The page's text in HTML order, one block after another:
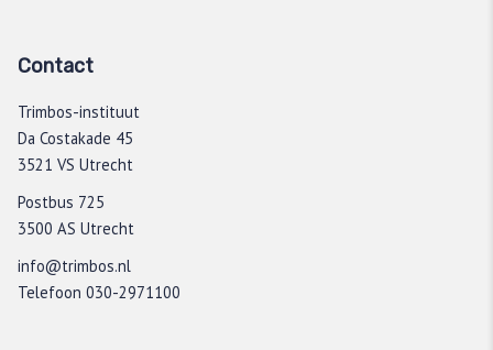
Contact
Trimbos-instituut
Da Costakade 45
3521 VS Utrecht
Postbus 725
3500 AS Utrecht
info@trimbos.nl
Telefoon 030-2971100